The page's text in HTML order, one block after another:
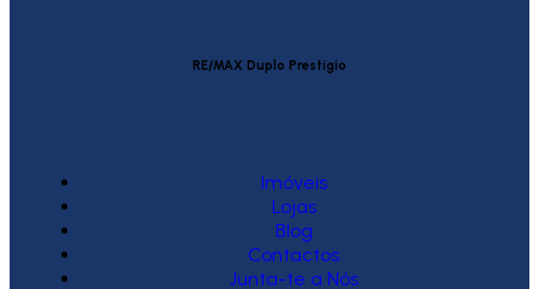
RE/MAX Duplo Prestígio
Imóveis
Lojas
Blog
Contactos
Junta-te a Nós